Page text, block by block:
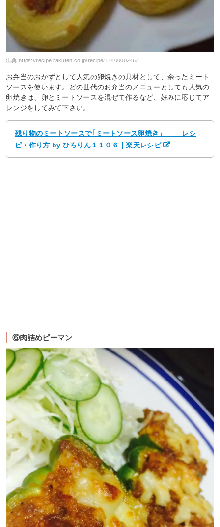
出典: https://recipe.rakuten.co.jp/recipe/1240000246/
お弁当のおかずとして人気の卵焼きの具材として、余ったミート
ソースを使います。どの世代のお弁当のメニューとしても人気の
卵焼きは、卵とミートソースを混ぜて作るなど、好みに応じてア
レンジをしてみて下さい。
残り物のミートソースで｢ミートソース卵焼き」 レシ
ピ・作り方 by ひろりん１１０６｜楽天レシピ
⑥肉詰めピーマン